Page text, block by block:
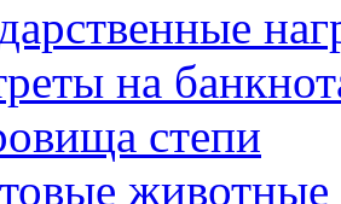
на
степи